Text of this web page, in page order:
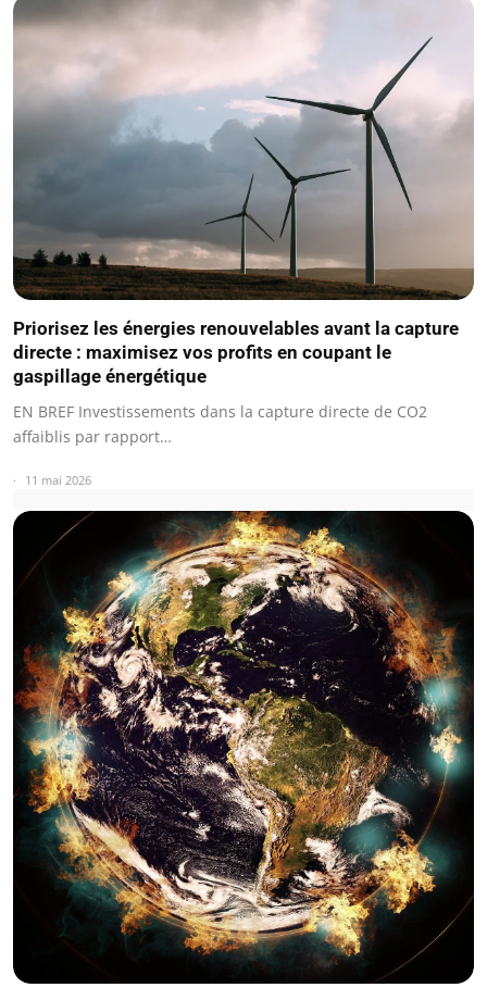
Priorisez les énergies renouvelables avant la capture
directe : maximisez vos profits en coupant le
gaspillage énergétique
EN BREF Investissements dans la capture directe de CO2
affaiblis par rapport…
11 mai 2026